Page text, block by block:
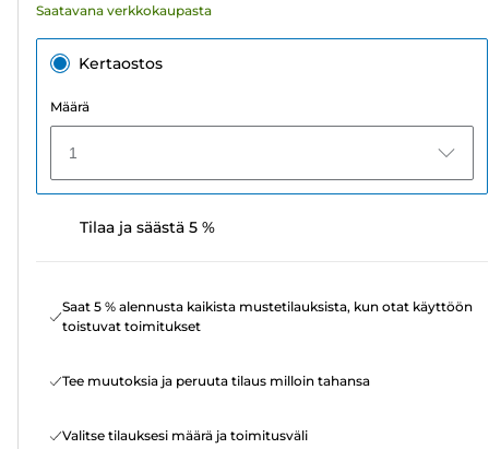
Saatavana verkkokaupasta
Kertaostos
Määrä
1
Tilaa ja säästä 5 %
Saat 5 % alennusta kaikista mustetilauksista, kun otat käyttöön
toistuvat toimitukset
Tee muutoksia ja peruuta tilaus milloin tahansa
Valitse tilauksesi määrä ja toimitusväli